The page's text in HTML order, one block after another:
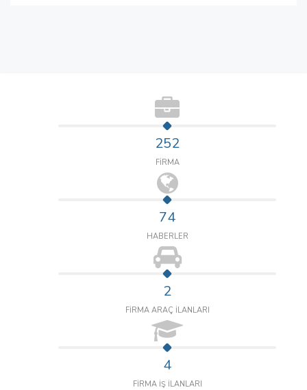
252
FİRMA
74
HABERLER
2
FİRMA ARAÇ İLANLARI
4
FİRMA İŞ İLANLARI